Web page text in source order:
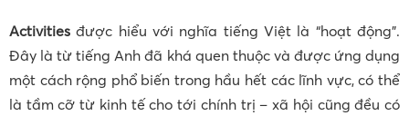
Activities được hiểu với nghĩa tiếng Việt là “hoạt động”.
Đây là từ tiếng Anh đã khá quen thuộc và được ứng dụng
một cách rộng phổ biến trong hầu hết các lĩnh vực, có thể
là tầm cỡ từ kinh tế cho tới chính trị – xã hội cũng đều có